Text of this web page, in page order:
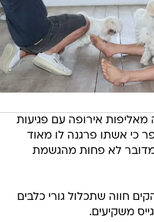
אירופה עם פגיעות
כי אשתו פרגנה לו מאוד
מדובר לא פחות מהגשמת
חווה שתכלול גורי כלבים
משקיעים.